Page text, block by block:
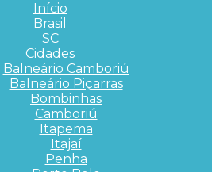
Início
Brasil
SC
Cidades
Balneário Camboriú
Balneário Piçarras
Bombinhas
Camboriú
Itapema
Itajaí
Penha